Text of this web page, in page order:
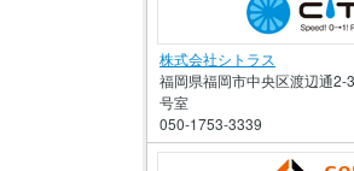
株式会社シトラス
福岡県福岡市中央区渡辺通
号室
050-1753-3339